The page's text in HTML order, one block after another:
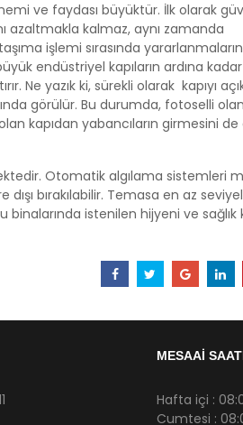
ve faydası büyüktür. İlk olarak
azaltmakla kalmaz, aynı zamanda
işlemi sırasında
endüstriyel kapıların ardına kadar
Ne yazık ki, sürekli olarak kapıyı
görülür. Bu durumda, fotoselli olan
kapıdan yabancıların girmesini
Otomatik algılama sistemleri
bırakılabilir. Temasa en az
istenilen hijyeni ve sağlık
MESAAİ
Hafta içi :
Cumtesi :